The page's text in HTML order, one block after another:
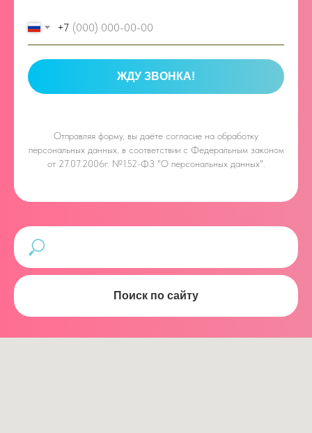
+7
ЖДУ ЗВОНКА!
Отправляя форму, вы даёте согласие на обработку
персональных данных, в соответствии с Федеральным законом
от 27.07.2006г. №152-ФЗ "О персональных данных".
Поиск по сайту